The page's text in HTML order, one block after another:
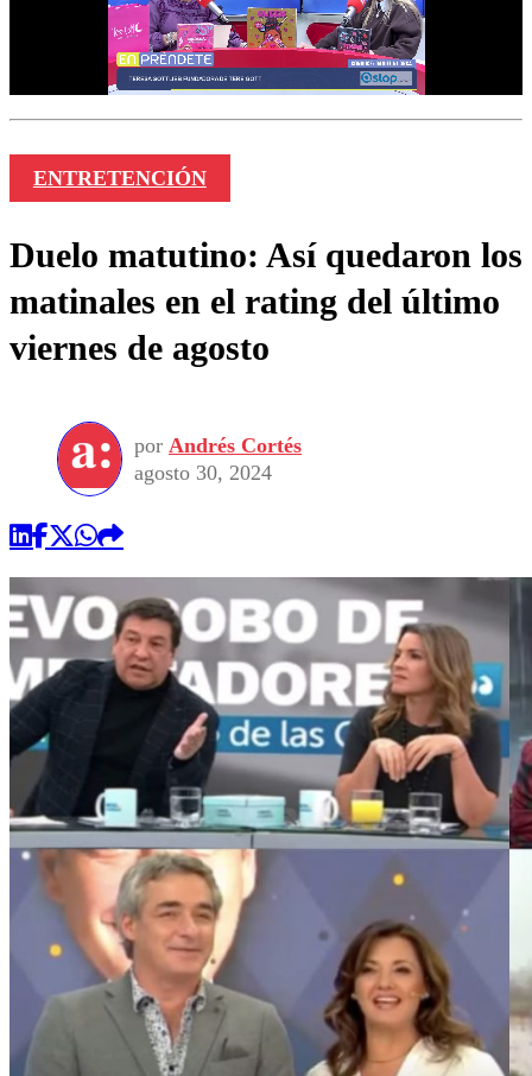
ENTRETENCIÓN
Duelo matutino: Así quedaron los
matinales en el rating del último
viernes de agosto
por Andrés Cortés
agosto 30, 2024